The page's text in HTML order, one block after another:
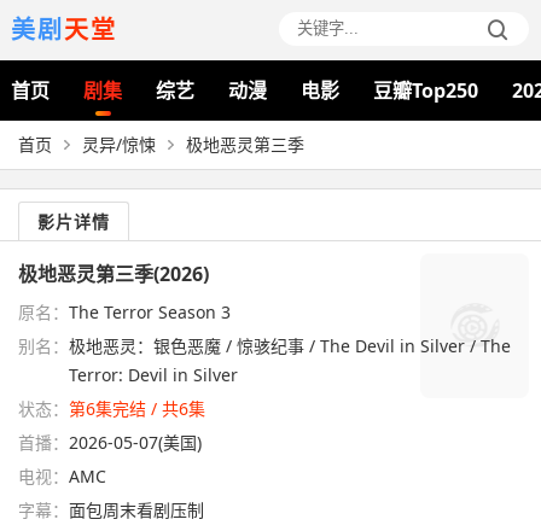
美剧天堂
首页 剧集 综艺 动漫 电影 豆瓣Top250
首页 灵异/惊悚 极地恶灵第三季
影片详情
极地恶灵第三季(2026)
原名： The Terror Season 3
别名： 极地恶灵：银色恶魔 / 惊骇纪事 / The Devil in Silver / The
Terror: Devil in Silver
状态： 第6集完结 / 共6集
首播： 2026-05-07(美国)
电视： AMC
字幕： 面包周末看剧压制